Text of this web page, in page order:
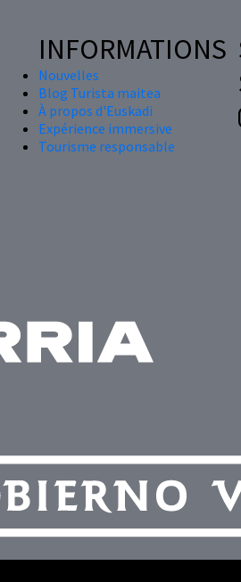
INFORMATIONS
Nouvelles
Blog Turista maitea
À propos d'Euskadi
Expérience immersive
Tourisme responsable